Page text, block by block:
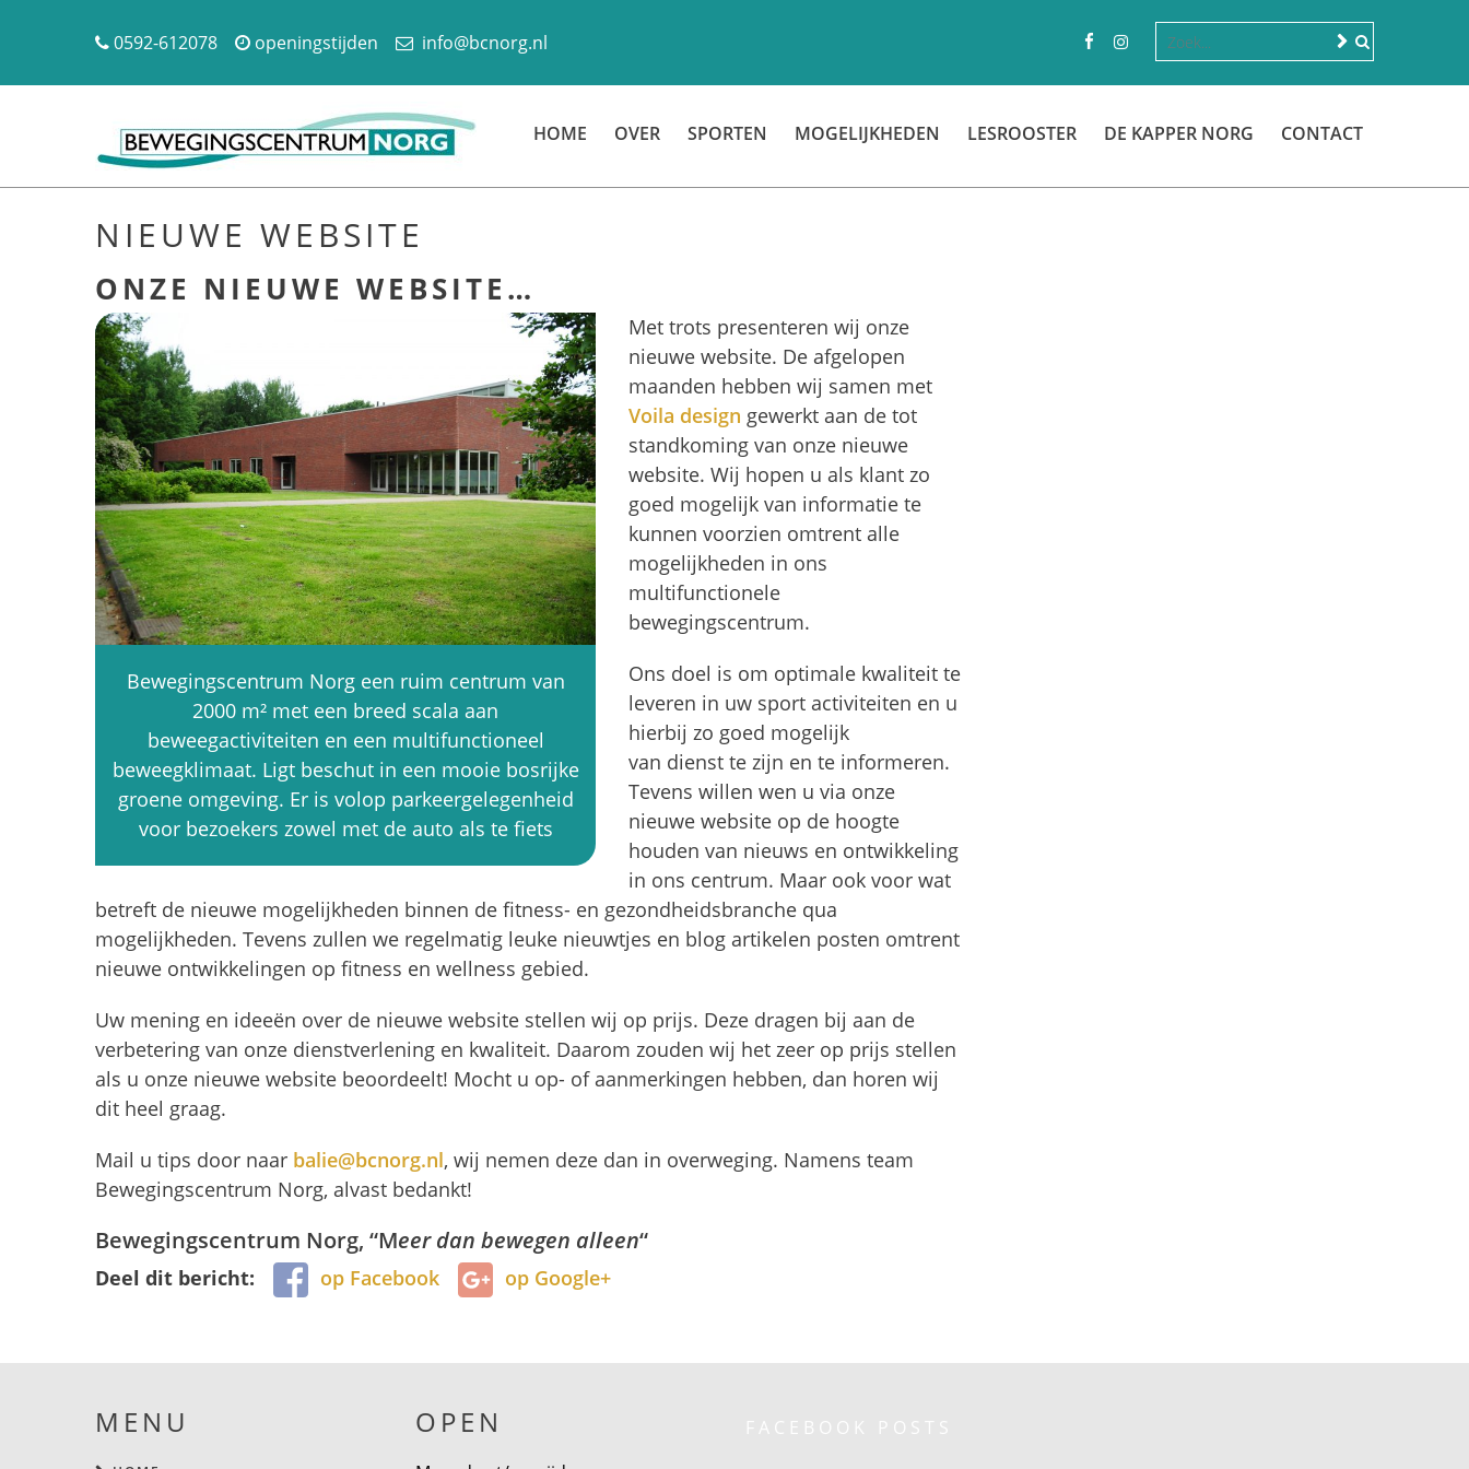
0592-612078 openingstijden info@bcnorg.nl
HOME OVER SPORTEN MOGELIJKHEDEN LESROOSTER DE KAPPER NORG CONTACT
NIEUWE WEBSITE
ONZE NIEUWE WEBSITE…
Bewegingscentrum Norg een ruim centrum van
2000 m² met een breed scala aan
beweegactiviteiten en een multifunctioneel
beweegklimaat. Ligt beschut in een mooie bosrijke
groene omgeving. Er is volop parkeergelegenheid
voor bezoekers zowel met de auto als te fiets
Met trots presenteren wij onze
nieuwe website. De afgelopen
maanden hebben wij samen met
Voila design gewerkt aan de tot
standkoming van onze nieuwe
website. Wij hopen u als klant zo
goed mogelijk van informatie te
kunnen voorzien omtrent alle
mogelijkheden in ons
multifunctionele
bewegingscentrum.
Ons doel is om optimale kwaliteit te
leveren in uw sport activiteiten en u
hierbij zo goed mogelijk
van dienst te zijn en te informeren.
Tevens willen wen u via onze
nieuwe website op de hoogte
houden van nieuws en ontwikkeling
in ons centrum. Maar ook voor wat
betreft de nieuwe mogelijkheden binnen de fitness- en gezondheidsbranche qua
mogelijkheden. Tevens zullen we regelmatig leuke nieuwtjes en blog artikelen posten omtrent
nieuwe ontwikkelingen op fitness en wellness gebied.
Uw mening en ideeën over de nieuwe website stellen wij op prijs. Deze dragen bij aan de
verbetering van onze dienstverlening en kwaliteit. Daarom zouden wij het zeer op prijs stellen
als u onze nieuwe website beoordeelt! Mocht u op- of aanmerkingen hebben, dan horen wij
dit heel graag.
Mail u tips door naar balie@bcnorg.nl, wij nemen deze dan in overweging. Namens team
Bewegingscentrum Norg, alvast bedankt!
Bewegingscentrum Norg, “Meer dan bewegen alleen“
Deel dit bericht: op Facebook op Google+
MENU OPEN FACEBOOK POSTS